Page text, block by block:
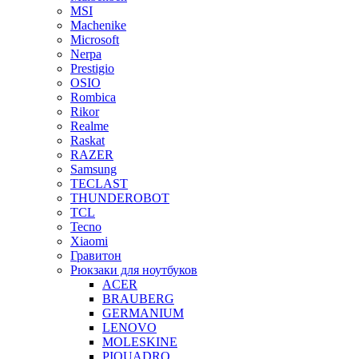
MSI
Machenike
Microsoft
Nerpa
Prestigio
OSIO
Rombica
Rikor
Realme
Raskat
RAZER
Samsung
TECLAST
THUNDEROBOT
TCL
Tecno
Xiaomi
Гравитон
Рюкзаки для ноутбуков
ACER
BRAUBERG
GERMANIUM
LENOVO
MOLESKINE